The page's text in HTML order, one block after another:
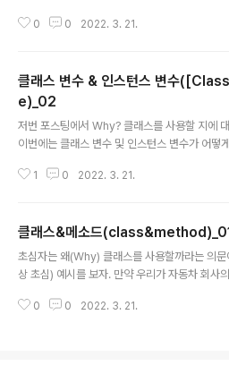
50 51 52 53 54 55 56 57 58 59 class
ethod """ # 클래스 변수(모든 인스턴스가 공
0 0 2022. 3. 21.
클래스 변수 & 인스턴스 변수
e)_02
저번 포스팅에서 Why? 클래스를 사용할 지에
이번에는 클래스 변수 및 인스턴스 변수가 어떻
다. class Car(object): #to do.. 하지만 object
5 16 17 18 19 20 21 22 23 24 25 26 27
s Car(object): # 모든 클래스는 object를 상
1 0 2022. 3. 21.
클래스&메소드
초심자는 왜(Why) 클래스를 사용할까라는 의
상 초심) 예시를 보자. 만약 우리가 자동차 회사
해야 된다고 가정하고, 일반적인 코딩은 다음과
0 0 2022. 3. 21.